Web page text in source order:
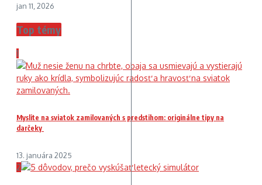
jan 11, 2026
Top témy
1
Myslite na sviatok zamilovaných s predstihom: originálne tipy na
darčeky
13. januára 2025
2